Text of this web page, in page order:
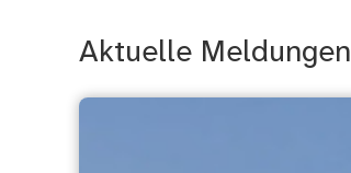
Aktuelle Meldungen